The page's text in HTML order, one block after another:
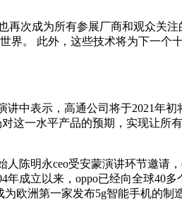
次成为所有参展厂商和观众关
。 此外，这些技术将为下一个
中表示，高通公司将于2021年
一水平产品的预期，实现让所
陈明永ceo受安蒙演讲环节邀请
成立以来，oppo已经向全球40
欧洲第一家发布5g智能手机的制